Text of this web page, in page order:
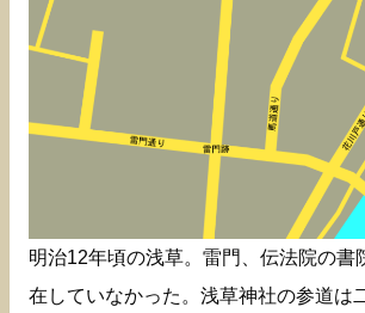
明治12年頃の浅草。雷門、伝法院の書
在していなかった。浅草神社の参道は